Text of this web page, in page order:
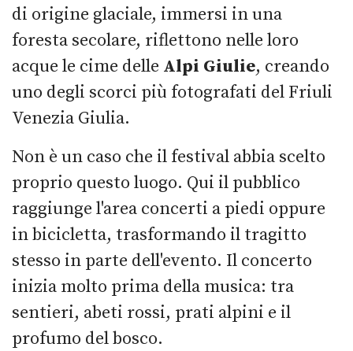
di origine glaciale, immersi in una
foresta secolare, riflettono nelle loro
acque le cime delle Alpi Giulie, creando
uno degli scorci più fotografati del Friuli
Venezia Giulia.
Non è un caso che il festival abbia scelto
proprio questo luogo. Qui il pubblico
raggiunge l'area concerti a piedi oppure
in bicicletta, trasformando il tragitto
stesso in parte dell'evento. Il concerto
inizia molto prima della musica: tra
sentieri, abeti rossi, prati alpini e il
profumo del bosco.